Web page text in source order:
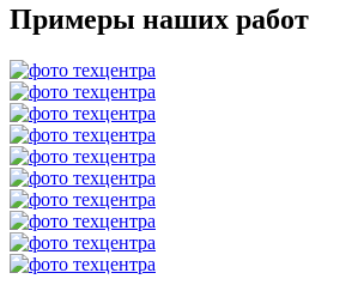
Примеры наших работ